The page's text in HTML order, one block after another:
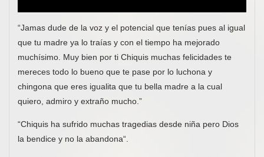
“Jamas dude de la voz y el potencial que tenías pues al igual
que tu madre ya lo traías y con el tiempo ha mejorado
muchísimo. Muy bien por ti Chiquis muchas felicidades te
mereces todo lo bueno que te pase por lo luchona y
chingona que eres igualita que tu bella madre a la cual
quiero, admiro y extraño mucho.”
“Chiquis ha sufrido muchas tragedias desde niña pero Dios
la bendice y no la abandona“.